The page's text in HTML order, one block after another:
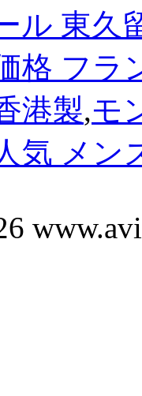
ル 東久
格 フラ
港製,モ
気 メン